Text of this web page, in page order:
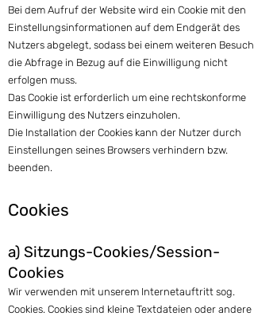
Bei dem Aufruf der Website wird ein Cookie mit den
Einstellungsinformationen auf dem Endgerät des
Nutzers abgelegt, sodass bei einem weiteren Besuch
die Abfrage in Bezug auf die Einwilligung nicht
erfolgen muss.
Das Cookie ist erforderlich um eine rechtskonforme
Einwilligung des Nutzers einzuholen.
Die Installation der Cookies kann der Nutzer durch
Einstellungen seines Browsers verhindern bzw.
beenden.
Cookies
a) Sitzungs-Cookies/Session-
Cookies
Wir verwenden mit unserem Internetauftritt sog.
Cookies. Cookies sind kleine Textdateien oder andere